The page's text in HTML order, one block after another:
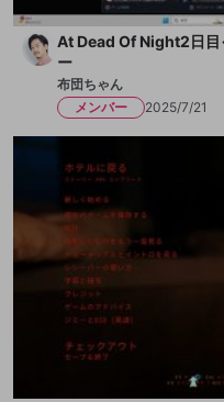
At Dead Of Night2日
ー
布団ちゃん
メンバー
2025/7/21